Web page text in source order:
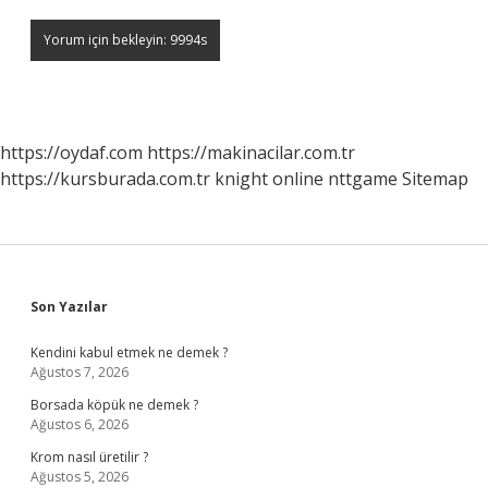
https://oydaf.com https://makinacilar.com.tr
https://kursburada.com.tr knight online nttgame Sitemap
Sidebar
Son Yazılar
Kendini kabul etmek ne demek ?
Ağustos 7, 2026
Borsada köpük ne demek ?
Ağustos 6, 2026
Krom nasıl üretilir ?
Ağustos 5, 2026